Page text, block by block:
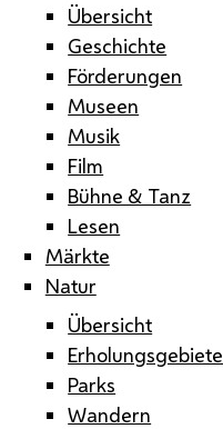
Übersicht
Geschichte
Förderungen
Museen
Musik
Film
Bühne & Tanz
Lesen
Märkte
Natur
Übersicht
Erholungsgebiete
Parks
Wandern